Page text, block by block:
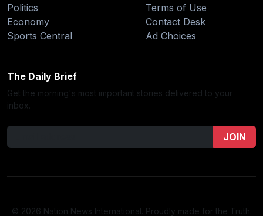
Politics
Economy
Sports Central
Terms of Use
Contact Desk
Ad Choices
The Daily Brief
Get the morning's most important stories delivered to your
inbox.
JOIN
© 2026 Nation News International. Proudly made for the Truth.